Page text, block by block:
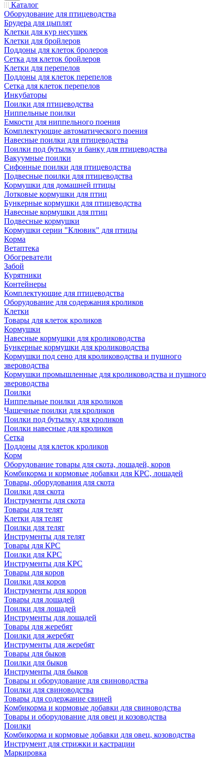
Каталог
Оборудование для птицеводства
Брудера для цыплят
Клетки для кур несушек
Клетки для бройлеров
Поддоны для клеток бролеров
Сетка для клеток бройлеров
Клетки для перепелов
Поддоны для клеток перепелов
Сетка для клеток перепелов
Инкубаторы
Поилки для птицеводства
Ниппельные поилки
Емкости для ниппельного поения
Комплектующие автоматического поения
Навесные поилки для птицеводства
Поилки под бутылку и банку для птицеводства
Вакуумные поилки
Сифонные поилки для птицеводства
Подвесные поилки для птицеводства
Кормушки для домашней птицы
Лотковые кормушки для птиц
Бункерные кормушки для птицеводства
Навесные кормушки для птиц
Подвесные кормушки
Кормушки серии "Клювик" для птицы
Корма
Ветаптека
Обогреватели
Забой
Курятники
Контейнеры
Комплектующие для птицеводства
Оборудование для содержания кроликов
Клетки
Товары для клеток кроликов
Кормушки
Навесные кормушки для кролиководства
Бункерные кормушки для кролиководства
Кормушки под сено для кролиководства и пушного
звероводства
Кормушки промышленные для кролиководства и пушного
звероводства
Поилки
Ниппельные поилки для кроликов
Чашечные поилки для кроликов
Поилки под бутылку для кроликов
Поилки навесные для кроликов
Сетка
Поддоны для клеток кроликов
Корм
Оборудование товары для скота, лошадей, коров
Комбикорма и кормовые добавки для КРС, лошадей
Товары, оборудования для скота
Поилки для скота
Инструменты для скота
Товары для телят
Клетки для телят
Поилки для телят
Инструменты для телят
Товары для КРС
Поилки для КРС
Инструменты для КРС
Товары для коров
Поилки для коров
Инструменты для коров
Товары для лошадей
Поилки для лошадей
Инструменты для лошадей
Товары для жеребят
Поилки для жеребят
Инструменты для жеребят
Товары для быков
Поилки для быков
Инструменты для быков
Товары и оборудование для свиноводства
Поилки для свиноводства
Товары для содержание свиней
Комбикорма и кормовые добавки для свиноводства
Товары и оборудование для овец и козоводства
Поилки
Комбикорма и кормовые добавки для овец, козоводства
Инструмент для стрижки и кастрации
Маркировка